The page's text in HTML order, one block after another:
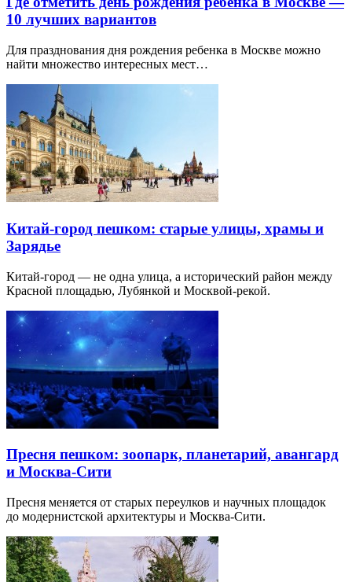
10 лучших вариантов
Для празднования дня рождения ребенка в Москве можно
найти множество интересных мест…
Китай-город пешком: старые улицы, храмы и
Зарядье
Китай-город — не одна улица, а исторический район между
Красной площадью, Лубянкой и Москвой-рекой.
Пресня пешком: зоопарк, планетарий, авангард
и Москва-Сити
Пресня меняется от старых переулков и научных площадок
до модернистской архитектуры и Москва-Сити.